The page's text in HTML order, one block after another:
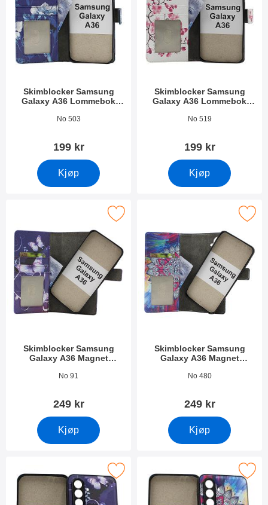
Skimblocker Samsung
Galaxy A36 Lommebok
Varenummer 52993
No 503
199 kr
Kjøp
Skimblocker Samsung
Galaxy A36 Lommebok
Varenummer 52994
No 519
199 kr
Kjøp
Skimblocker Samsung
Galaxy A36 Magnet
Varenummer 52995
No 91
249 kr
Kjøp
Samsung Galaxy A36 Magnet Lommebok Deksel Design
Skimblocker Samsung
Galaxy A36 Magnet
Varenummer 52996
No 480
249 kr
Kjøp
Merk skimblocker Samsung Galaxy A36
magnet Deksel Samsung Galaxy A36 som favoritt
Merk magnet Deksel Samsung